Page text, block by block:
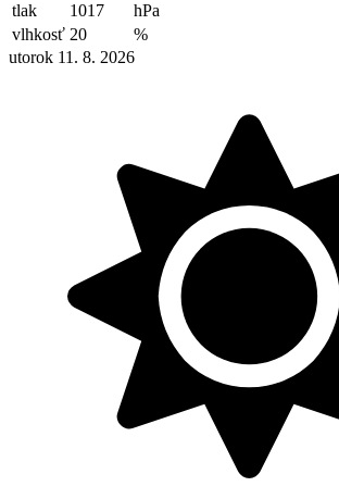
tlak
1017
hPa
vlhkosť 20
%
utorok 11. 8. 2026